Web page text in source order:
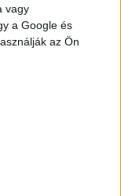
vagy
a Google és
az Ön